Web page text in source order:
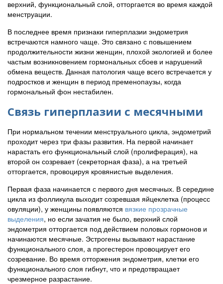
верхний, функциональный слой, отторгается во время каждой
менструации.
В последнее время признаки гиперплазии эндометрия
встречаются намного чаще. Это связано с повышением
продолжительности жизни женщин, плохой экологией и более
частым возникновением гормональных сбоев и нарушений
обмена веществ. Данная патология чаще всего встречается у
подростков и женщин в период пременопаузы, когда
гормональный фон нестабилен.
Связь гиперплазии с месячными
При нормальном течении менструального цикла, эндометрий
проходит через три фазы развития. На первой начинает
нарастать его функциональный слой (пролиферация), на
второй он созревает (секреторная фаза), а на третьей
отторгается, провоцируя кровянистые выделения.
Первая фаза начинается с первого дня месячных. В середине
цикла из фолликула выходит созревшая яйцеклетка (процесс
овуляции), у женщины появляются вязкие прозрачные
выделения, но если зачатия не было, верхний слой
эндометрия отторгается под действием половых гормонов и
начинаются месячные. Эстрогены вызывают нарастание
функционального слоя, а прогестерон провоцирует его
созревание. Во время отторжения эндометрия, клетки его
функционального слоя гибнут, что и предотвращает
чрезмерное разрастание.